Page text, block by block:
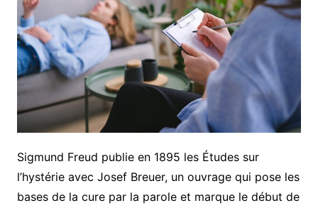
Sigmund Freud publie en 1895 les Études sur
l’hystérie avec Josef Breuer, un ouvrage qui pose les
bases de la cure par la parole et marque le début de